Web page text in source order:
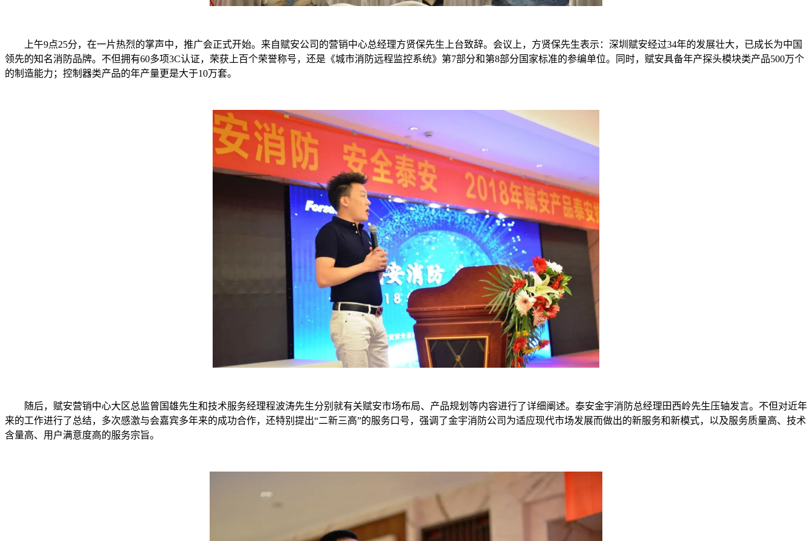
上午9点25分，在一片热烈的掌声中，推广会正式开始。来自赋安公司的营销中心总经理方贤保先生上台致辞。会议上，方贤保先生表示：深圳赋安经过34年的发展壮大，已成长为中国
领先的知名消防品牌。不但拥有60多项3C认证，荣获上百个荣誉称号，还是《城市消防远程监控系统》第7部分和第8部分国家标准的参编单位。同时，赋安具备年产探头模块类产品500万个
的制造能力；控制器类产品的年产量更是大于10万套。
随后，赋安营销中心大区总监曾国雄先生和技术服务经理程波涛先生分别就有关赋安市场布局、产品规划等内容进行了详细阐述。泰安金宇消防总经理田西岭先生压轴发言。不但对近年
来的工作进行了总结，多次感激与会嘉宾多年来的成功合作，还特别提出“二新三高”的服务口号，强调了金宇消防公司为适应现代市场发展而做出的新服务和新模式，以及服务质量高、技术
含量高、用户满意度高的服务宗旨。